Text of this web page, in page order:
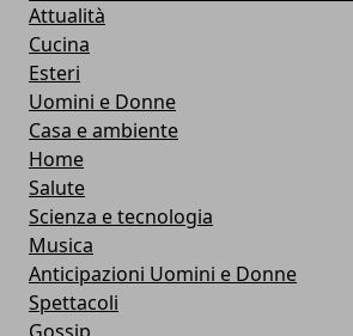
Attualità
Cucina
Esteri
Uomini e Donne
Casa e ambiente
Home
Salute
Scienza e tecnologia
Musica
Anticipazioni Uomini e Donne
Spettacoli